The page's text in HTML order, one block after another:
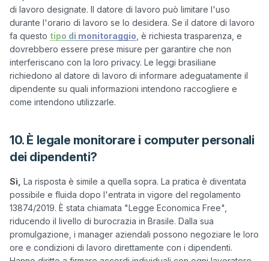
di lavoro designate. Il datore di lavoro può limitare l'uso
durante l'orario di lavoro se lo desidera. Se il datore di lavoro
fa questo tipo di monitoraggio , è richiesta trasparenza, e
dovrebbero essere prese misure per garantire che non
interferiscano con la loro privacy. Le leggi brasiliane
richiedono al datore di lavoro di informare adeguatamente il
dipendente su quali informazioni intendono raccogliere e
10. È legale monitorare i computer personali
dei dipendenti?
Sì, La risposta è simile a quella sopra. La pratica è diventata
possibile e fluida dopo l'entrata in vigore del regolamento
13874/2019. È stata chiamata "Legge Economica Free",
riducendo il livello di burocrazia in Brasile. Dalla sua
promulgazione, i manager aziendali possono negoziare le loro
ore e condizioni di lavoro direttamente con i dipendenti.